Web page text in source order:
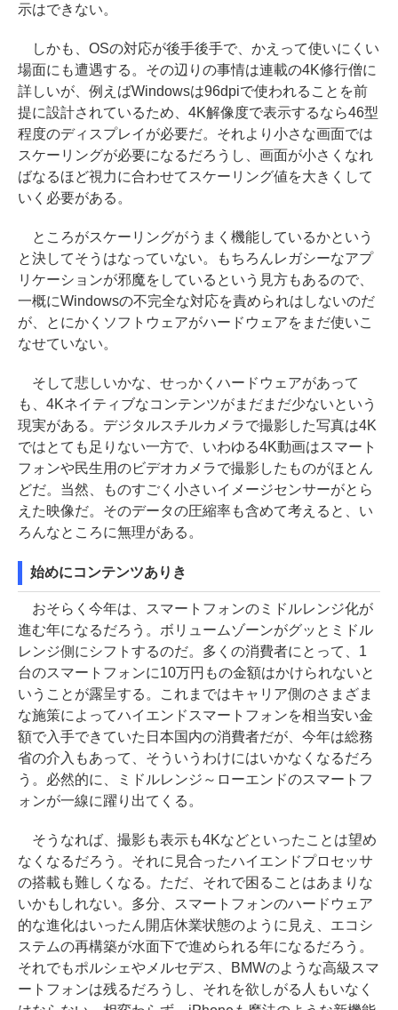
示はできない。
しかも、OSの対応が後手後手で、かえって使いにくい
場面にも遭遇する。その辺りの事情は連載の4K修行僧に
詳しいが、例えばWindowsは96dpiで使われることを前
提に設計されているため、4K解像度で表示するなら46型
程度のディスプレイが必要だ。それより小さな画面では
スケーリングが必要になるだろうし、画面が小さくなれ
ばなるほど視力に合わせてスケーリング値を大きくして
いく必要がある。
ところがスケーリングがうまく機能しているかという
と決してそうはなっていない。もちろんレガシーなアプ
リケーションが邪魔をしているという見方もあるので、
一概にWindowsの不完全な対応を責められはしないのだ
が、とにかくソフトウェアがハードウェアをまだ使いこ
なせていない。
そして悲しいかな、せっかくハードウェアがあって
も、4Kネイティブなコンテンツがまだまだ少ないという
現実がある。デジタルスチルカメラで撮影した写真は4K
ではとても足りない一方で、いわゆる4K動画はスマート
フォンや民生用のビデオカメラで撮影したものがほとん
どだ。当然、ものすごく小さいイメージセンサーがとら
えた映像だ。そのデータの圧縮率も含めて考えると、い
ろんなところに無理がある。
始めにコンテンツありき
おそらく今年は、スマートフォンのミドルレンジ化が
進む年になるだろう。ボリュームゾーンがグッとミドル
レンジ側にシフトするのだ。多くの消費者にとって、1
台のスマートフォンに10万円もの金額はかけられないと
いうことが露呈する。これまではキャリア側のさまざま
な施策によってハイエンドスマートフォンを相当安い金
額で入手できていた日本国内の消費者だが、今年は総務
省の介入もあって、そういうわけにはいかなくなるだろ
う。必然的に、ミドルレンジ～ローエンドのスマートフ
ォンが一線に躍り出てくる。
そうなれば、撮影も表示も4Kなどといったことは望め
なくなるだろう。それに見合ったハイエンドプロセッサ
の搭載も難しくなる。ただ、それで困ることはあまりな
いかもしれない。多分、スマートフォンのハードウェア
的な進化はいったん開店休業状態のように見え、エコシ
ステムの再構築が水面下で進められる年になるだろう。
それでもポルシェやメルセデス、BMWのような高級スマ
ートフォンは残るだろうし、それを欲しがる人もいなく